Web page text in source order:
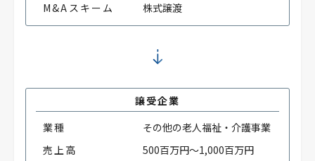
M&Aスキーム
株式譲渡
譲受企業
業種
その他の老人福祉・介護事業
売上高
500百万円～1,000百万円